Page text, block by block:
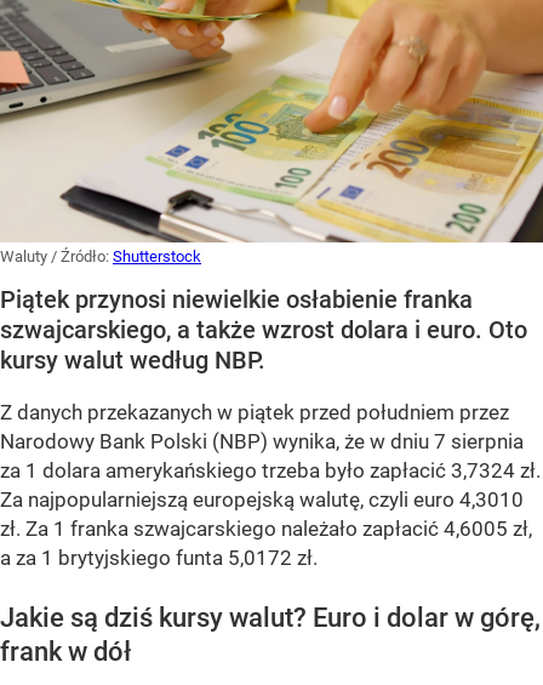
Waluty / Źródło: Shutterstock
Piątek przynosi niewielkie osłabienie franka
szwajcarskiego, a także wzrost dolara i euro. Oto
kursy walut według NBP.
Z danych przekazanych w piątek przed południem przez
Narodowy Bank Polski (NBP) wynika, że w dniu 7 sierpnia
za 1 dolara amerykańskiego trzeba było zapłacić 3,7324 zł.
Za najpopularniejszą europejską walutę, czyli euro 4,3010
zł. Za 1 franka szwajcarskiego należało zapłacić 4,6005 zł,
a za 1 brytyjskiego funta 5,0172 zł.
Jakie są dziś kursy walut? Euro i dolar w górę,
frank w dół